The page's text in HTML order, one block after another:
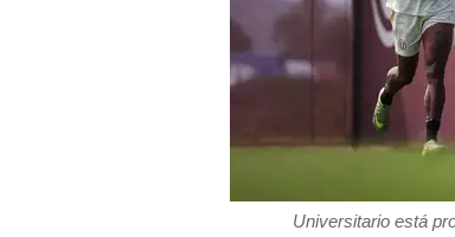
Universitario está